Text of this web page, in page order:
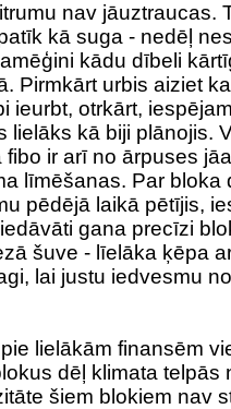
nav jāuztraucas.
kā suga - nedēļ
kādu dībeli
Pirmkārt urbis aiziet
ieurbt, otrkārt,
lielāks kā biji plānojis.
fibo ir arī no ārpuses
līmēšanas. Par bloka
pēdējā laikā pētījis,
gana precīzi
šuve - līelāka ķēpa
lai justu iedvesmu
lielākām finansēm
dēļ klimata telpās
šiem blokiem nav